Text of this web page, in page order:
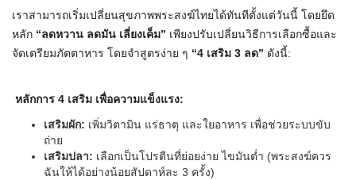
เราสามารถเริ่มเปลี่ยนสุขภาพพระสงฆ์ไทยได้ทันทีตั้งแต่วันนี้ โดยยึด
หลัก “ลดหวาน ลดมัน เลี่ยงเค็ม” เพียงปรับเปลี่ยนวิธีการเลือกซื้อและ
จัดเตรียมภัตตาหาร โดยจำสูตรง่าย ๆ “4 เสริม 3 ลด” ดังนี้:
หลักการ 4 เสริม เพื่อความแข็งแรง:
เสริมผัก: เพิ่มวิตามิน แร่ธาตุ และใยอาหาร เพื่อช่วยระบบขับ
ถ่าย
เสริมปลา: เลือกเป็นโปรตีนที่ย่อยง่าย ไขมันต่ำ (พระสงฆ์ควร
ฉันให้ได้อย่างน้อยสัปดาห์ละ 3 ครั้ง)